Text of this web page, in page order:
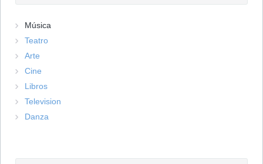
Música
Teatro
Arte
Cine
Libros
Television
Danza